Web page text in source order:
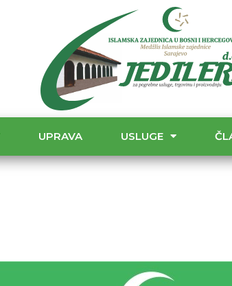
UPRAVA USLUGE